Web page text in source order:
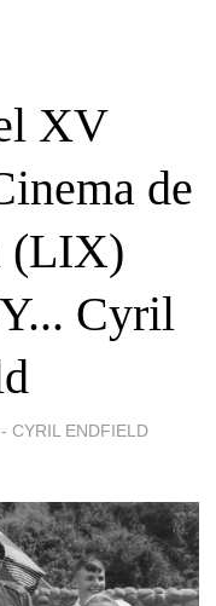
XV
de
(LIX)
Cyril
- CYRIL ENDFIELD